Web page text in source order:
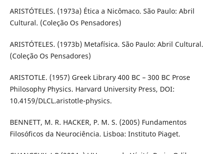
ARISTÓTELES. (1973a) Ética a Nicômaco. São Paulo: Abril
Cultural. (Coleção Os Pensadores)
ARISTÓTELES. (1973b) Metafísica. São Paulo: Abril Cultural.
(Coleção Os Pensadores)
ARISTOTLE. (1957) Greek Library 400 BC – 300 BC Prose
Philosophy Physics. Harvard University Press, DOI:
10.4159/DLCL.aristotle-physics.
BENNETT, M. R. HACKER, P. M. S. (2005) Fundamentos
Filosóficos da Neurociência. Lisboa: Instituto Piaget.